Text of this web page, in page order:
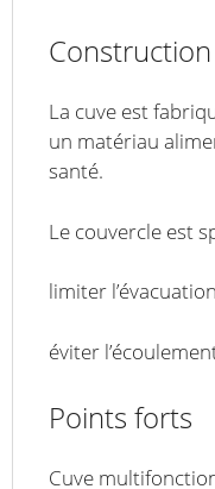
La cuve est
un matériau
santé.
Le couvercle est
limiter
éviter
Points forts
Cuve